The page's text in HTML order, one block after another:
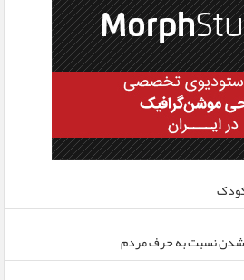
شدن نسبت به حرف مردم